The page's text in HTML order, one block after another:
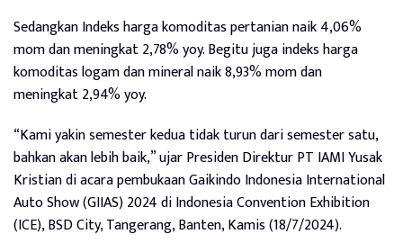
Sedangkan Indeks harga komoditas pertanian naik 4,06%
mom dan meningkat 2,78% yoy. Begitu juga indeks harga
komoditas logam dan mineral naik 8,93% mom dan
meningkat 2,94% yoy.
“Kami yakin semester kedua tidak turun dari semester satu,
bahkan akan lebih baik,” ujar Presiden Direktur PT IAMI Yusak
Kristian di acara pembukaan Gaikindo Indonesia International
Auto Show (GIIAS) 2024 di Indonesia Convention Exhibition
(ICE), BSD City, Tangerang, Banten, Kamis (18/7/2024).